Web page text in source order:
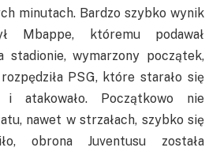
minutach. Bardzo szybko wynik
Mbappe, któremu podawał
stadionie, wymarzony początek,
PSG, które starało się
atakowało. Początkowo nie
nawet w strzałach, szybko się
obrona Juventusu została